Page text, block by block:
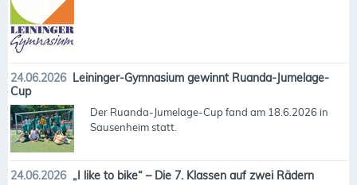
24.06.2026 Leininger-Gymnasium gewinnt Ruanda-Jumelage-
Cup
Der Ruanda-Jumelage-Cup fand am 18.6.2026 in
Sausenheim statt.
24.06.2026 „I like to bike“ – Die 7. Klassen auf zwei Rädern